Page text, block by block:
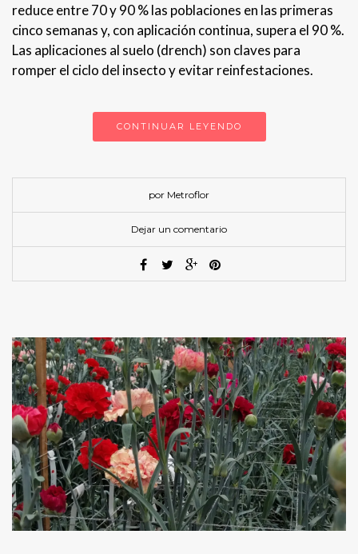
reduce entre 70 y 90 % las poblaciones en las primeras
cinco semanas y, con aplicación continua, supera el 90 %.
Las aplicaciones al suelo (drench) son claves para
romper el ciclo del insecto y evitar reinfestaciones.
CONTINUAR LEYENDO
por Metroflor
Dejar un comentario